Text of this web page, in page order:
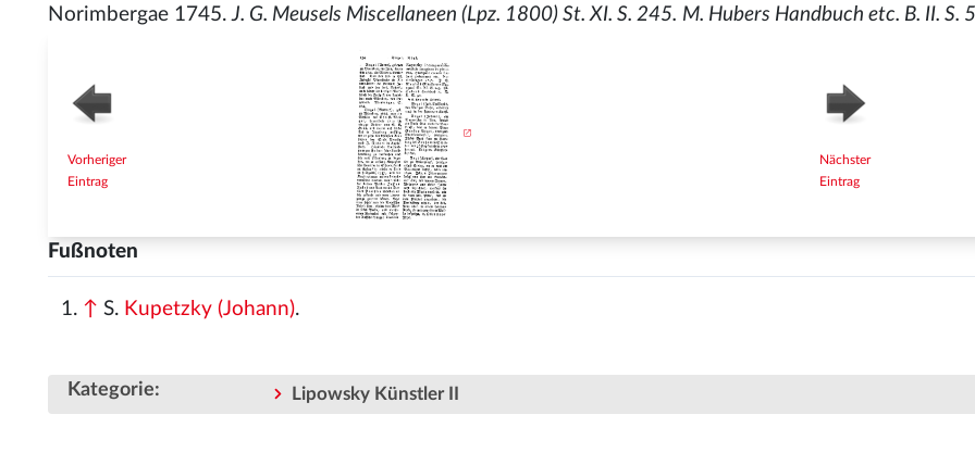
Norimbergae 1745.J. G. Meusels Miscellaneen (Lpz. 1800) St. XI. S. 245. M. Hubers Handbuch etc. B. II. S.
Vorheriger
Eintrag
Nächster
Eintrag
Fußnoten
↑ S. Kupetzky (Johann).
Kategorie: Lipowsky Künstler II